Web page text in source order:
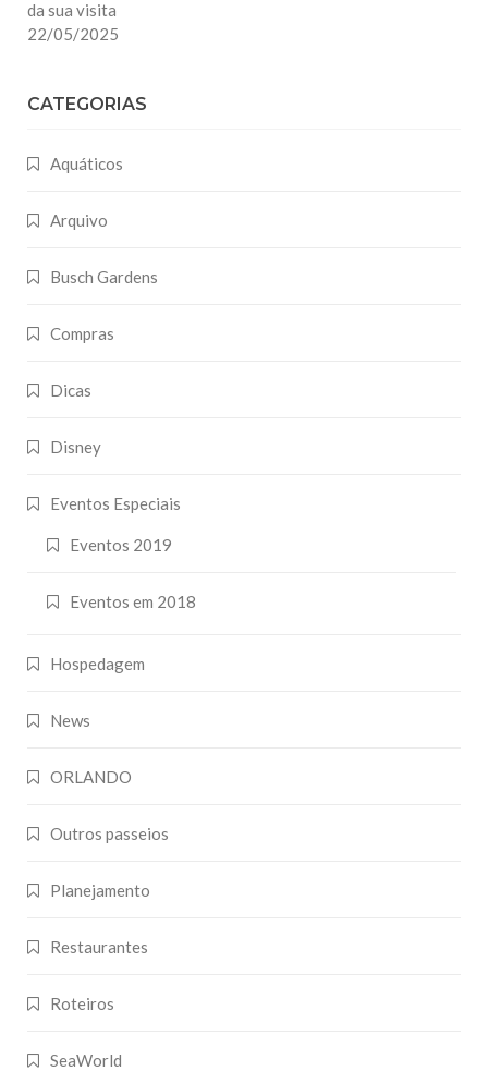
da sua visita
22/05/2025
CATEGORIAS
Aquáticos
Arquivo
Busch Gardens
Compras
Dicas
Disney
Eventos Especiais
Eventos 2019
Eventos em 2018
Hospedagem
News
ORLANDO
Outros passeios
Planejamento
Restaurantes
Roteiros
SeaWorld